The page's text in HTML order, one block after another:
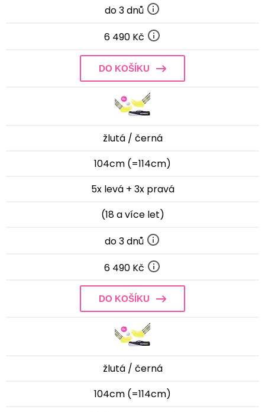
do 3 dnů
6 490 Kč
DO KOŠÍKU
žlutá / černá
104cm (=114cm)
5x levá + 3x pravá
(18 a více let)
do 3 dnů
6 490 Kč
DO KOŠÍKU
žlutá / černá
104cm (=114cm)